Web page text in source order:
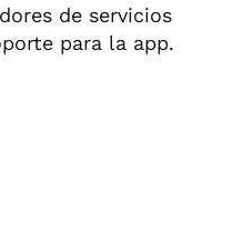
de servicios
para la app.